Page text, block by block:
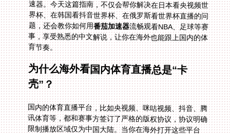
题，还会教你如何用番茄加速器流畅观看NBA、足球等赛
事，享受熟悉的中文解说，让你在海外也能跟上国内的体
育节奏。
为什么海外看国内体育直播总是“卡
壳”？
国内的体育直播平台，比如央视频、咪咕视频、抖音、腾
讯体育等，都和赛事方签订了严格的版权协议，协议明确
限制播放区域仅为中国大陆。当你在海外打开这些平台
时，服务器会快速检测到你的IP地址不在大陆范围，直接
拒绝访问请求。比如在日本打开央视频看世界杯，系统会
立刻识别你的日本IP，弹出“海外无法观看”的提示；在韩
国刷抖音世界杯直播，同样因为IP归属地问题无法加载直
播流；甚至在俄罗斯，即使距离中国不远，也会因为IP不
在大陆而无法播放国内的直播内容。这种地区限制，成了